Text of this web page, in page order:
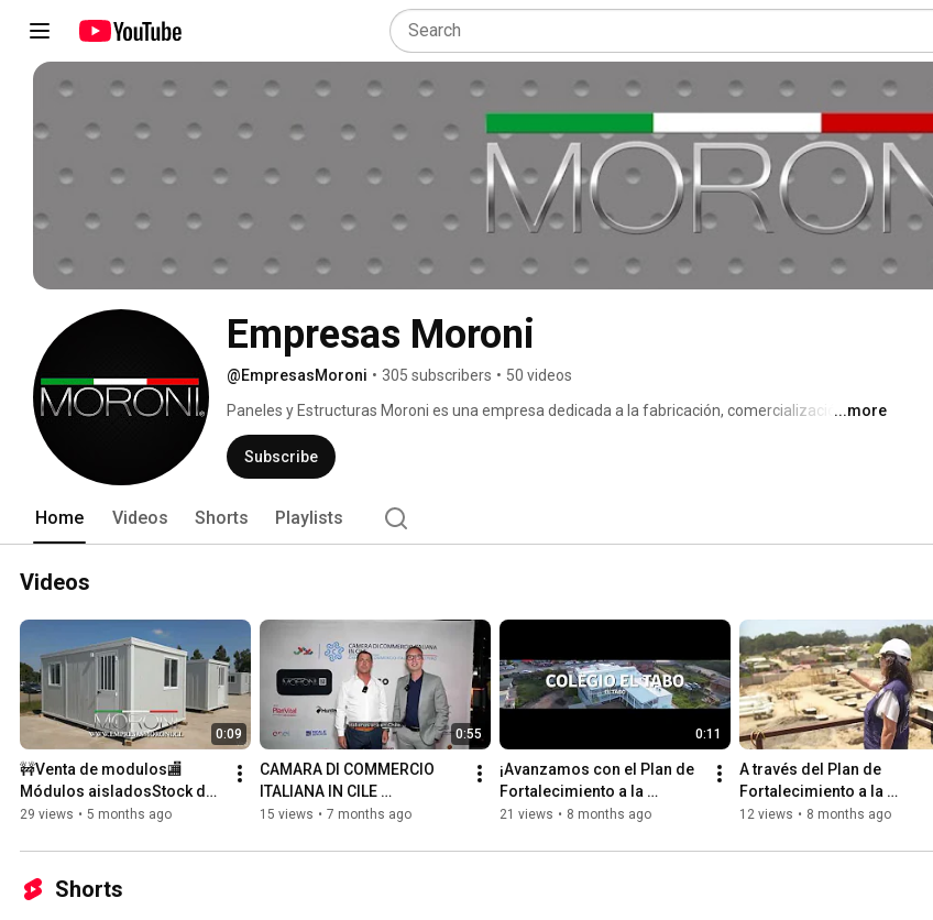
Empresas Moroni
@EmpresasMoroni • 305 subscribers • 50 videos
Paneles y Estructuras Moroni es una empresa dedicada a la fabricación, comercialización y
montaje de estructuras metálicas y paneles aislantes en poliuretano, panel lana de roca y panel
acústico microperforado. Además contamos con nuestro propio departamento de ingeniería y
arquitectura quienes desarrollan las distintas soluciones modulares a medida, llave en mano
...more
Subscribe
Home Videos Shorts Playlists
Videos
0:09
🚧Venta de modulos🏬
Módulos aisladosStock de
entrega inmediata.
29 views • 5 months ago
0:55
CAMARA DI COMMERCIO
ITALIANA IN CILE
#empresasmoroni
#construcciónmodular
15 views • 7 months ago
0:11
¡Avanzamos con el Plan de
Fortalecimiento a la
Matrícula! 🏫Colegio El
21 views • 8 months ago
A través del Plan de
Fortalecimiento a la
Matrícula, hemos habilitado
cupos
12 views • 8 months ago
Shorts